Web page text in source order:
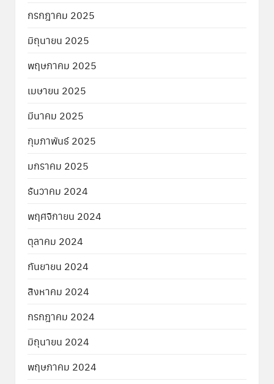
กรกฎาคม 2025
มิถุนายน 2025
พฤษภาคม 2025
เมษายน 2025
มีนาคม 2025
กุมภาพันธ์ 2025
มกราคม 2025
ธันวาคม 2024
พฤศจิกายน 2024
ตุลาคม 2024
กันยายน 2024
สิงหาคม 2024
กรกฎาคม 2024
มิถุนายน 2024
พฤษภาคม 2024